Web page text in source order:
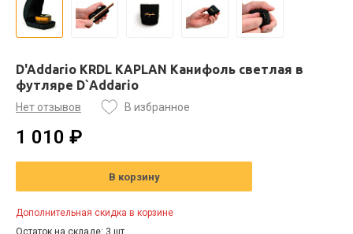
D'Addario KRDL KAPLAN Канифоль светлая в
футляре D`Addario
Нет отзывов В избранное
1 010 ₽
В корзину
Дополнительная скидка в корзине